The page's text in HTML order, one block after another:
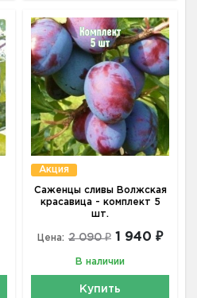
Акция
Саженцы сливы Волжская
красавица - комплект 5
шт.
Цена: 2 090 ₽ 1 940 ₽
В наличии
Купить